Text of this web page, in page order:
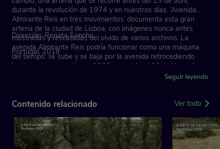
durante la revolución de 1974 y en nuestros días. ‘Avenida
Almirante Reis en tres movimientos’ documenta esta gran
arteria de la ciudad de Lisboa, con imágenes nunca antes
mostradas y rescatadas del olvido de varios archivos. La
avenida Almirante Reis podría funcionar como una máquina
del tiempo: se sube y se baja por la avenida retrocediendo
hasta su inauguración en 1908, se asiste al 1.º de Mayo de
1974 y acompañamos la vida cotidiana de quienes trabajan y
Dirección: Renata Sancho
Portugal, 2018
Seguir leyendo
Contenido relacionado Ver todo